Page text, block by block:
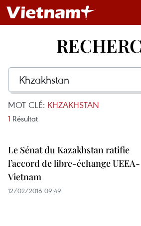
MOT CLÉ: KHZAKHSTAN
1 Résultat
Le Sénat du Kazakhstan ratifie
l’accord de libre-échange UEEA-
Vietnam
12/02/2016 09:49